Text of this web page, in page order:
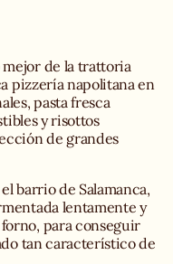
mejor de la trattoria
pizzería napolitana en
pasta fresca
y risottos
de grandes
barrio de Salamanca,
lentamente y
para conseguir
tan característico de